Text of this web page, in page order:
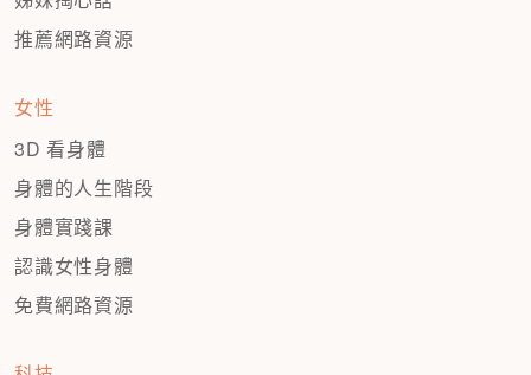
推薦網路資源
女性
3D 看身體
身體的人生階段
身體實踐課
認識女性身體
免費網路資源